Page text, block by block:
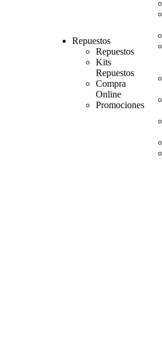
Repuestos
Repuestos
Kits
Repuestos
Compra
Online
Promociones